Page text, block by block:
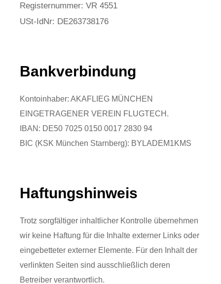
Registernummer: VR 4551
USt-IdNr: DE263738176
Bankverbindung
Kontoinhaber: AKAFLIEG MÜNCHEN
EINGETRAGENER VEREIN FLUGTECH.
IBAN: DE50 7025 0150 0017 2830 94
BIC (KSK München Starnberg): BYLADEM1KMS
Haftungshinweis
Trotz sorgfältiger inhaltlicher Kontrolle übernehmen
wir keine Haftung für die Inhalte externer Links oder
eingebetteter externer Elemente. Für den Inhalt der
verlinkten Seiten sind ausschließlich deren
Betreiber verantwortlich.